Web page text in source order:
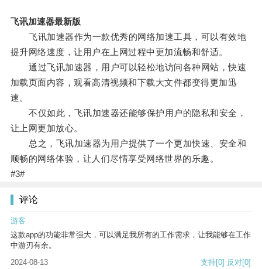
飞讯加速器最新版
飞讯加速器作为一款优秀的网络加速工具，可以有效地
提升网络速度，让用户在上网过程中更加流畅和舒适。
通过飞讯加速器，用户可以轻松地访问各种网站，快速
加载页面内容，观看高清视频和下载大文件都变得更加迅
速。
不仅如此，飞讯加速器还能够保护用户的隐私和安全，
让上网更加放心。
总之，飞讯加速器为用户提供了一个更加快速、安全和
顺畅的网络体验，让人们尽情享受网络世界的乐趣。
#3#
评论
游客
这款app的功能非常强大，可以满足我所有的工作需求，让我能够在工作
中游刃有余。
2024-08-13
支持[0] 反对[0]